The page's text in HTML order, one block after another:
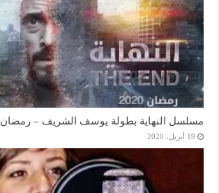
مسلسل النهاية بطولة يوسف الشريف – رمضان 2020
19 أبريل، 2020